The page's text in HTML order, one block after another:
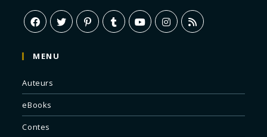
MENU
Auteurs
eBooks
Contes